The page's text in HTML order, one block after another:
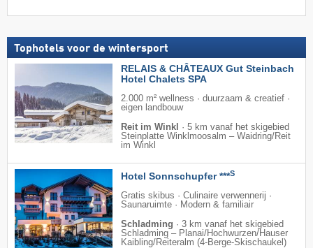
Tophotels voor de wintersport
RELAIS & CHÂTEAUX Gut Steinbach
Hotel Chalets SPA
2.000 m² wellness · duurzaam & creatief ·
eigen landbouw
Reit im Winkl
· 5 km vanaf het skigebied
Steinplatte Winklmoosalm – Waidring/​Reit
im Winkl
Hotel Sonnschupfer ***S
Gratis skibus · Culinaire verwennerij ·
Saunaruimte · Modern & familiair
Schladming · 3 km vanaf het skigebied
Schladming – Planai/​Hochwurzen/​Hauser
Kaibling/​Reiteralm (4-Berge-Skischaukel)